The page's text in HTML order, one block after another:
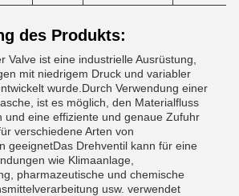
des Produkts:
Valve ist eine industrielle Ausrüstung,
mit niedrigem Druck und variabler
wurde.Durch Verwendung einer
ist es möglich, den Materialfluss
und eine effiziente und genaue Zufuhr
verschiedene Arten von
geeignetDas Drehventil kann für eine
wie Klimaanlage,
pharmazeutische und chemische
usw. verwendet